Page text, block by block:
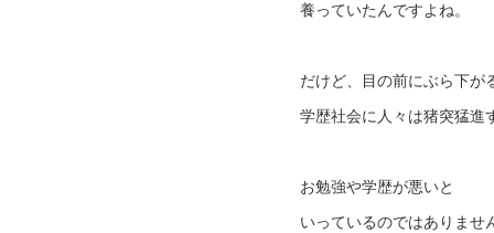
養っていたんですよね。
だけど、目の前にぶら下が
学歴社会に人々は猪突猛進
お勉強や学歴が悪いと
いっているのではありませ